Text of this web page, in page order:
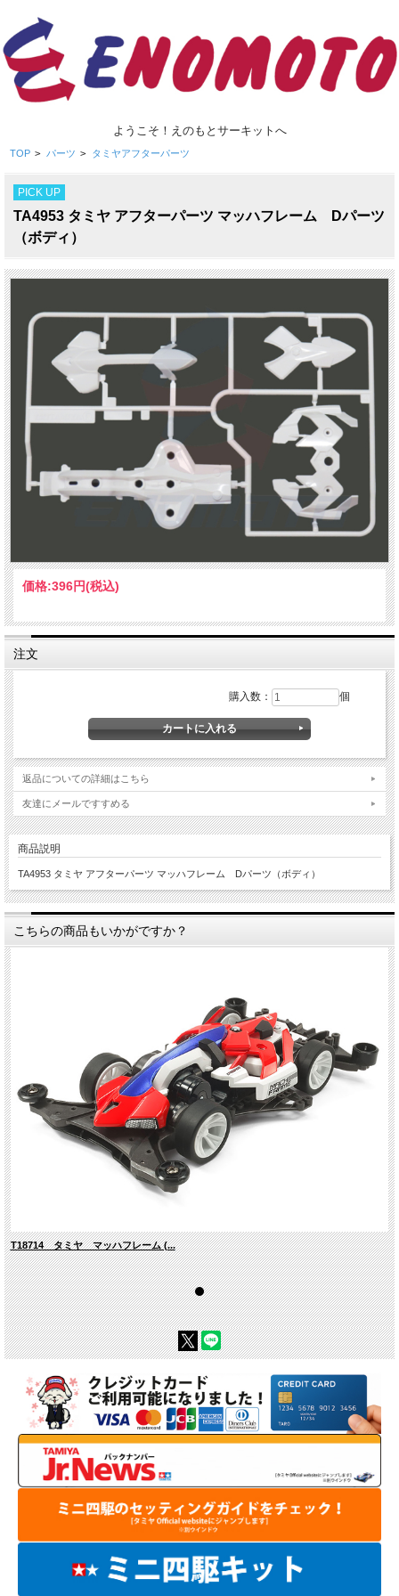
ようこそ！えのもとサーキットへ
TOP > パーツ > タミヤアフターパーツ
PICK UP
TA4953 タミヤ アフターパーツ マッハフレーム Dパーツ
（ボディ）
価格:396円(税込)
注文
購入数： 個
返品についての詳細はこちら
友達にメールですすめる
商品説明
TA4953 タミヤ アフターパーツ マッハフレーム Dパーツ（ボディ）
こちらの商品もいかがですか？
T18714 タミヤ マッハフレーム (...